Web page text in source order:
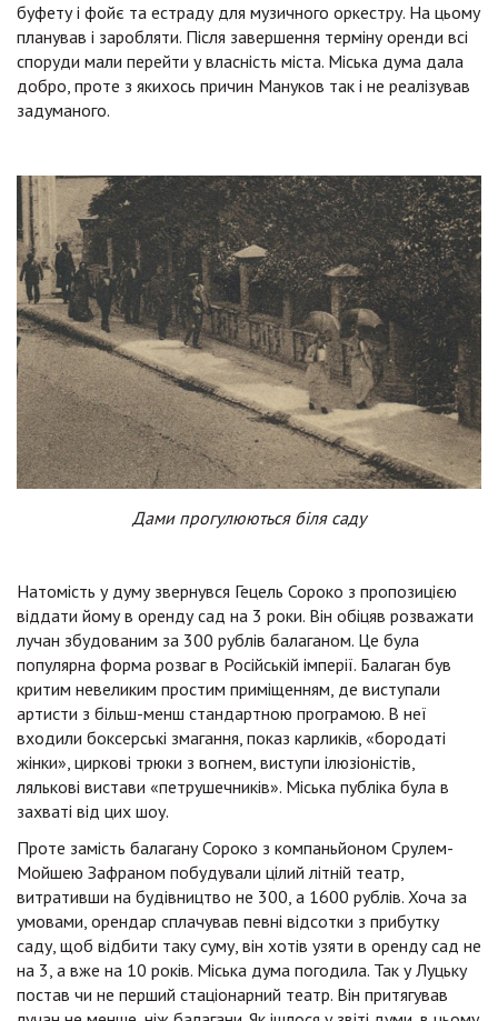
буфету і фойє та естраду для музичного оркестру. На цьому
планував і заробляти. Після завершення терміну оренди всі
споруди мали перейти у власність міста. Міська дума дала
добро, проте з якихось причин Мануков так і не реалізував
задуманого.
Дами прогулюються біля саду
Натомість у думу звернувся Гецель Сороко з пропозицією
віддати йому в оренду сад на 3 роки. Він обіцяв розважати
лучан збудованим за 300 рублів балаганом. Це була
популярна форма розваг в Російській імперії. Балаган був
критим невеликим простим приміщенням, де виступали
артисти з більш-менш стандартною програмою. В неї
входили боксерські змагання, показ карликів, «бородаті
жінки», циркові трюки з вогнем, виступи ілюзіоністів,
лялькові вистави «петрушечників». Міська публіка була в
захваті від цих шоу.
Проте замість балагану Сороко з компаньйоном Срулем-
Мойшею Зафраном побудували цілий літній театр,
витративши на будівництво не 300, а 1600 рублів. Хоча за
умовами, орендар сплачував певні відсотки з прибутку
саду, щоб відбити таку суму, він хотів узяти в оренду сад не
на 3, а вже на 10 років. Міська дума погодила. Так у Луцьку
постав чи не перший стаціонарний театр. Він притягував